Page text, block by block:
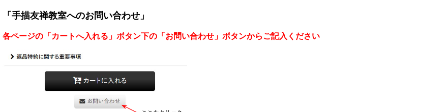
「手描友禅教室へのお問い合わせ」
各ページの「カートへ入れる」ボタン下の「お問い合わせ」ボタンからご記入ください